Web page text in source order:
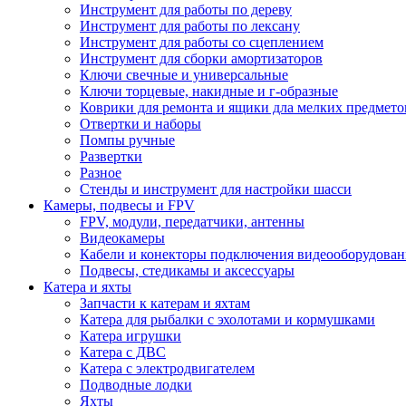
Инструмент для работы по дереву
Инструмент для работы по лексану
Инструмент для работы со сцеплением
Инструмент для сборки амортизаторов
Ключи свечные и универсальные
Ключи торцевые, накидные и г-образные
Коврики для ремонта и ящики дла мелких
Отвертки и наборы
Помпы ручные
Развертки
Разное
Стенды и инструмент для настройки шасси
Камеры, подвесы и FPV
FPV, модули, передатчики, антенны
Видеокамеры
Кабели и конекторы подключения
Подвесы, стедикамы и аксессуары
Катера и яхты
Запчасти к катерам и яхтам
Катера для рыбалки с эхолотами и кормушками
Катера игрушки
Катера с ДВС
Катера с электродвигателем
Подводные лодки
Яхты